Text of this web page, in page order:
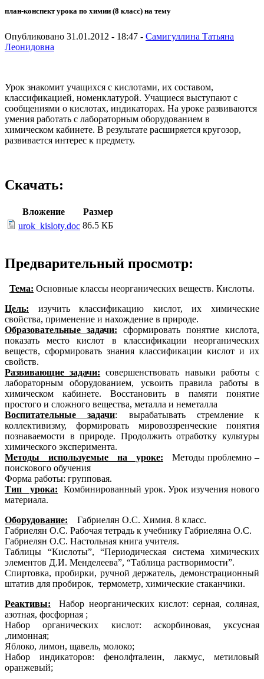
план-конспект урока по химии (8 класс) на тему
Опубликовано 31.01.2012 - 18:47 - Самигуллина Татьяна
Леонидовна
Урок знакомит учащихся с кислотами, их составом,
классификацией, номенклатурой. Учащиеся выступают с
сообщениями о кислотах, индикаторах. На уроке развиваются
умения работать с лабораторным оборудованием в
химическом кабинете. В результате расширяется кругозор,
развивается интерес к предмету.
Скачать:
Вложение
Размер
urok_kisloty.doc 86.5 КБ
Предварительный просмотр:
Тема: Основные классы неорганических веществ. Кислоты.
Цель: изучить классификацию кислот, их химические
свойства, применение и нахождение в природе.
Образовательные задачи: сформировать понятие кислота,
показать место кислот в классификации неорганических
веществ, сформировать знания классификации кислот и их
свойств.
Развивающие задачи: совершенствовать навыки работы с
лабораторным оборудованием, усвоить правила работы в
химическом кабинете. Восстановить в памяти понятие
простого и сложного вещества, металла и неметалла
Воспитательные задачи: вырабатывать стремление к
коллективизму, формировать мировоззренческие понятия
познаваемости в природе. Продолжить отработку культуры
химического эксперимента.
Методы используемые на уроке: Методы проблемно –
поискового обучения
Форма работы: групповая.
Тип урока: Комбинированный урок. Урок изучения нового
материала.
Оборудование: Габриелян О.С. Химия. 8 класс.
Габриелян О.С. Рабочая тетрадь к учебнику Габриеляна О.С.
Габриелян О.С. Настольная книга учителя.
Таблицы “Кислоты”, “Периодическая система химических
элементов Д.И. Менделеева”, “Таблица растворимости”.
Спиртовка, пробирки, ручной держатель, демонстрационный
штатив для пробирок, термометр, химические стаканчики.
Реактивы:
Набор неорганических кислот: серная, соляная,
азотная, фосфорная ;
Набор органических кислот: аскорбиновая, уксусная
,лимонная;
Яблоко, лимон, щавель, молоко;
Набор индикаторов: фенолфталеин, лакмус, метиловый
оранжевый;